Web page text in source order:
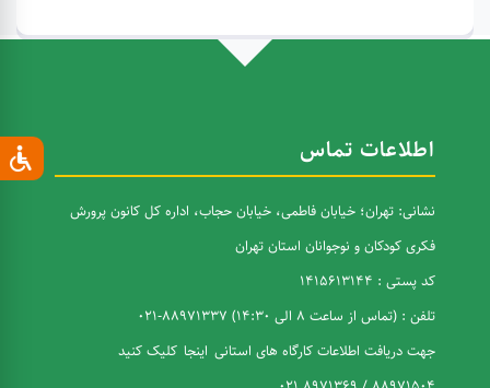
اطلاعات تماس
نشانی: تهران؛ خیابان فاطمی، خیابان حجاب، اداره کل کانون پرورش
فکری کودکان و نوجوانان استان تهران
کد پستی : 1415613144
تلفن : (تماس از ساعت 8 الی 14:30) 88971337-021
جهت دریافت اطلاعات کارگاه های استانی اینجا کلیک کنید